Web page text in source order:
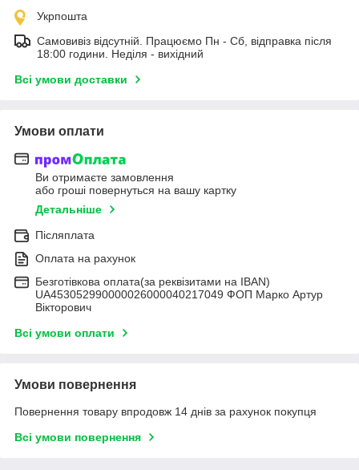
Укрпошта
Самовивіз відсутній. Працюємо Пн - Сб, відправка після
18:00 години. Неділя - вихідний
Всі умови доставки
Умови оплати
Ви отримаєте замовлення
або гроші повернуться на вашу картку
Детальніше
Післяплата
Оплата на рахунок
Безготівкова оплата(за реквізитами на IBAN)
UA453052990000026000040217049 ФОП Марко Артур
Вікторович
Всі умови оплати
Умови повернення
Повернення товару впродовж 14 днів за рахунок покупця
Всі умови повернення